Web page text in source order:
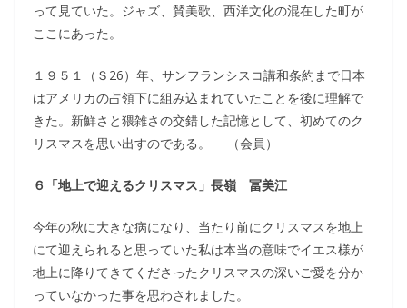
って見ていた。ジャズ、賛美歌、西洋文化の混在した町が
ここにあった。
１９５１（Ｓ26）年、サンフランシスコ講和条約まで日本
はアメリカの占領下に組み込まれていたことを後に理解で
きた。新鮮さと猥雑さの交錯した記憶として、初めてのク
リスマスを思い出すのである。 （会員）
６「地上で迎えるクリスマス」長嶺 冨美江
今年の秋に大きな病になり、当たり前にクリスマスを地上
にて迎えられると思っていた私は本当の意味でイエス様が
地上に降りてきてくださったクリスマスの深いご愛を分か
っていなかった事を思わされました。